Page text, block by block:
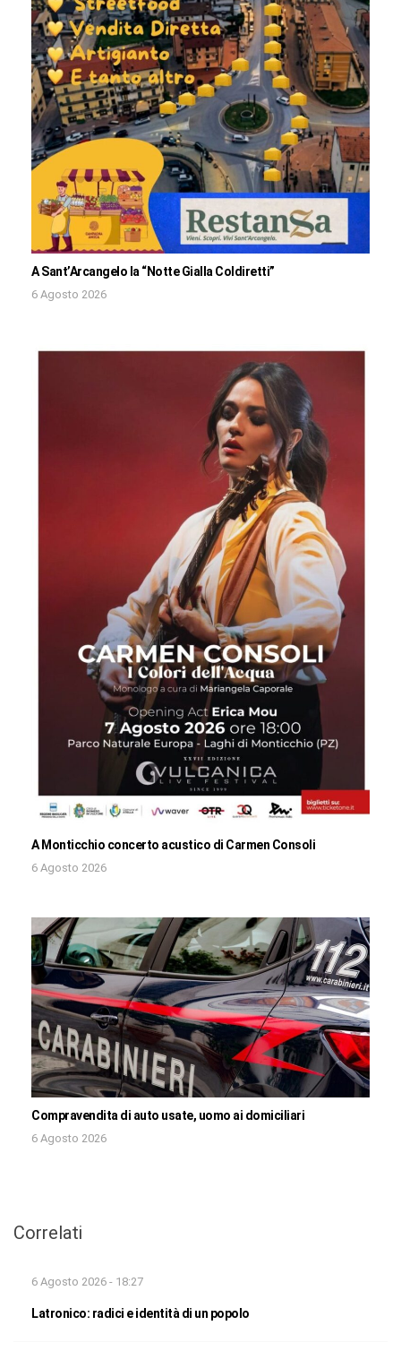
A Sant’Arcangelo la “Notte Gialla Coldiretti”
6 Agosto 2026
A Monticchio concerto acustico di Carmen Consoli
6 Agosto 2026
Compravendita di auto usate, uomo ai domiciliari
6 Agosto 2026
Correlati
6 Agosto 2026 - 18:27
Latronico: radici e identità di un popolo